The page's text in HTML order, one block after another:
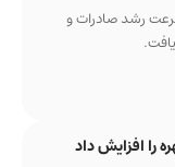
رشد صادرات و
افزایش داد